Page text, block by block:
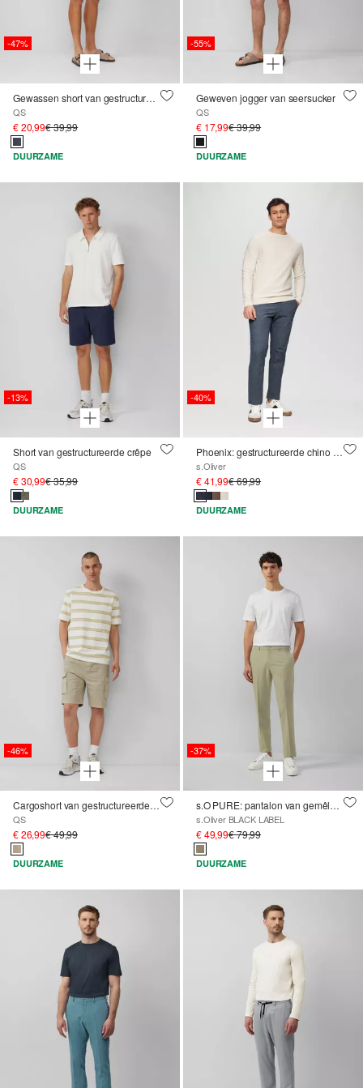
-47%
Gewassen short van gestructureerde jersey
QS
€ 20,99€ 39,99
DUURZAME
-55%
Geweven jogger van seersucker
QS
€ 17,99€ 39,99
DUURZAME
-13%
Short van gestructureerde crêpe
QS
€ 30,99€ 35,99
DUURZAME
-40%
Phoenix: gestructureerde chino met elastische band
s.Oliver
€ 41,99€ 69,99
DUURZAME
-46%
Cargoshort van gestructureerde stof
QS
€ 26,99€ 49,99
DUURZAME
-37%
s.O PURE: pantalon van gemêleerd elastisch materiaal
s.Oliver BLACK LABEL
€ 49,99€ 79,99
DUURZAME